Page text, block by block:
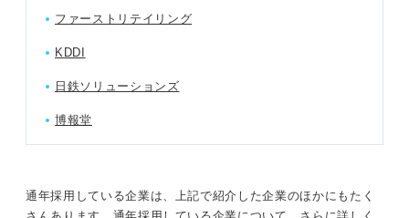
ファーストリテイリング
KDDI
日鉄ソリューションズ
博報堂
通年採用している企業は、上記で紹介した企業のほかにもたく